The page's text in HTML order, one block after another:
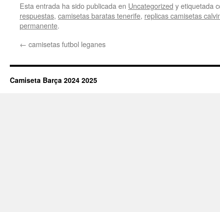
Esta entrada ha sido publicada en Uncategorized y etiquetada
respuestas, camisetas baratas tenerife, replicas camisetas
permanente.
← camisetas futbol leganes
Camiseta Barça 2024 2025